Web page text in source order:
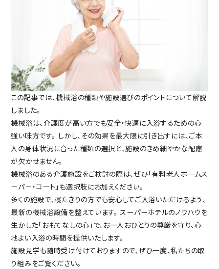
この記事では、機械浴の種類や施設選びのポイントについて解説
しました。
機械浴は、介護度が高い方でも安全・快適に入浴するための心
強い味方です。 しかし、その効果を最大限に引き出すには、ご本
人の身体状況に合った種類の選択と、施設のきめ細やかな配慮
が欠かせません。
機械浴のある介護施設をご検討の際は、ぜひ「有料老人ホームス
ーパー・コート」も選択肢にお加えください。
多くの施設で、寝たきりの方でも安心してご入浴いただけるよう、
最新の機械浴設備を整えています。 スーパーホテルのノウハウを
生かした「おもてなしの心」で、お一人おひとりの尊厳を守り、心
地よい入浴の時間を提供いたします。
施設見学も随時受け付けておりますので、ぜひ一度、私たちの取
り組みをご覧ください。